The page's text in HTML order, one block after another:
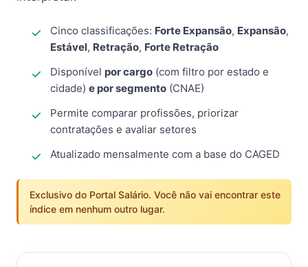
Cinco classificações: Forte Expansão, Expansão,
Estável, Retração, Forte Retração
Disponível por cargo (com filtro por estado e
cidade) e por segmento (CNAE)
Permite comparar profissões, priorizar
contratações e avaliar setores
Atualizado mensalmente com a base do CAGED
Exclusivo do Portal Salário. Você não vai encontrar este
índice em nenhum outro lugar.